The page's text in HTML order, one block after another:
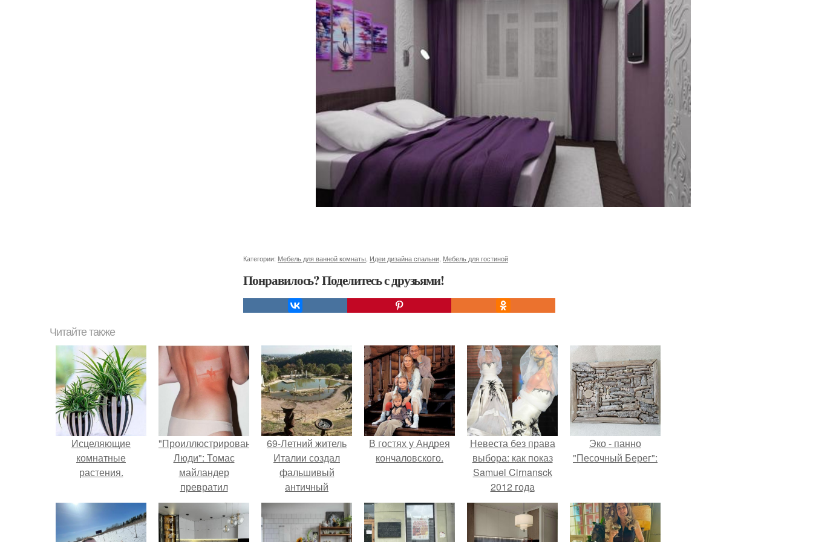
Категории: Мебель для ванной комнаты Идеи дизайна спальни Мебель для гостиной
Понравилось? Поделитесь с друзьями!
Читайте также
Исцеляющие
комнатные
растения.
"Проиллюстрированные
Люди": Томас
майландер
превратил
солнечные ожоги в
арт - объект.
69-Летний житель
Италии создал
фальшивый
античный
амфитеатр и
долгое время
успешно выдавал
В гостях у Андрея
кончаловского.
Невеста без права
выбора: как показ
Samuel Cirnansck
2012 года
превратил подиум
в манифест против
принуждения.
Эко - панно
"Песочный Берег":